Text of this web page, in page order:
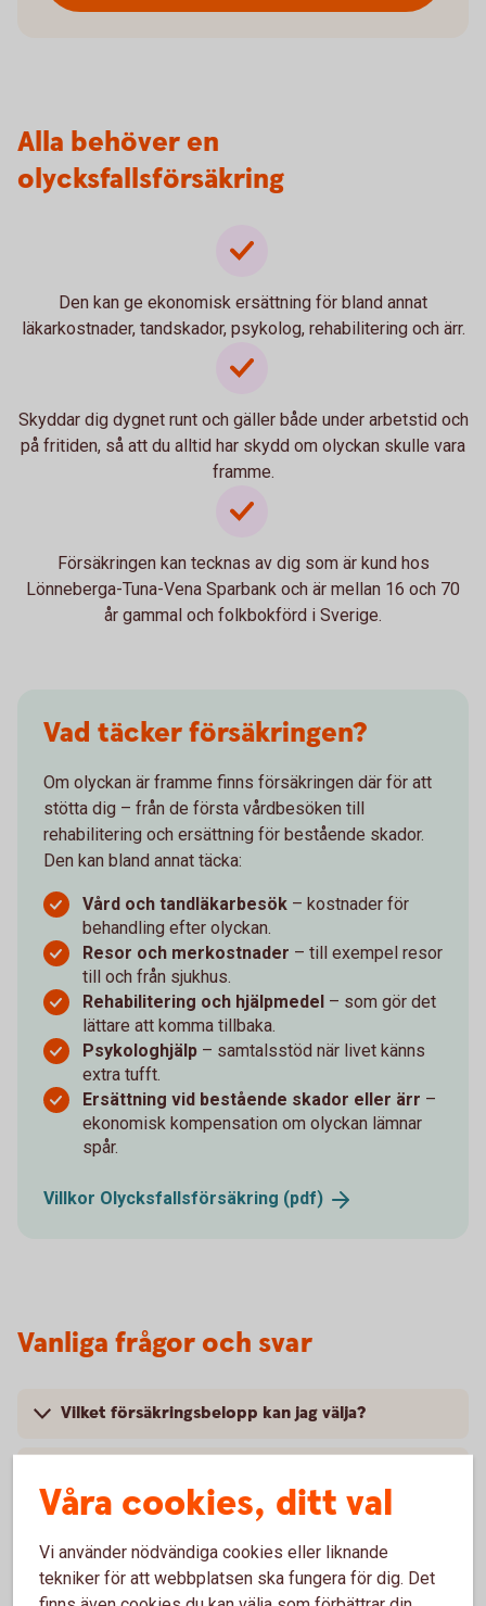
Alla behöver en
olycksfallsförsäkring
Den kan ge ekonomisk ersättning för bland annat
läkarkostnader, tandskador, psykolog, rehabilitering och ärr.
Skyddar dig dygnet runt och gäller både under arbetstid och
på fritiden, så att du alltid har skydd om olyckan skulle vara
framme.
Försäkringen kan tecknas av dig som är kund hos
Lönneberga-Tuna-Vena Sparbank och är mellan 16 och 70
år gammal och folkbokförd i Sverige.
Vad täcker försäkringen?
Om olyckan är framme finns försäkringen där för att
stötta dig – från de första vårdbesöken till
rehabilitering och ersättning för bestående skador.
Den kan bland annat täcka:
Vård och tandläkarbesök – kostnader för
behandling efter olyckan.
Resor och merkostnader – till exempel resor
till och från sjukhus.
Rehabilitering och hjälpmedel – som gör det
lättare att komma tillbaka.
Psykologhjälp – samtalsstöd när livet känns
extra tufft.
Ersättning vid bestående skador eller ärr –
ekonomisk kompensation om olyckan lämnar
spår.
Villkor Olycksfallsförsäkring (pdf)
Vanliga frågor och svar
Vilket försäkringsbelopp kan jag välja?
Kan jag få ersättning för ärr från
Våra cookies, ditt val
Vi använder nödvändiga cookies eller liknande
tekniker för att webbplatsen ska fungera för dig. Det